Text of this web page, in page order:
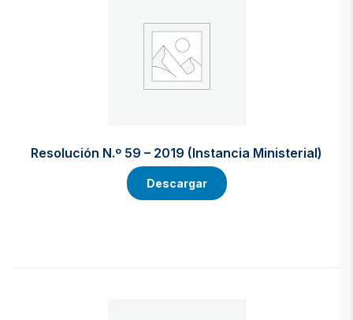
Resolución N.º 59 – 2019 (Instancia Ministerial)
Descargar